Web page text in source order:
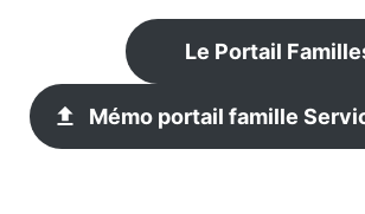
Le Portail
Mémo portail famille